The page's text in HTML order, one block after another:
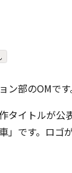
部のOMです
イトルが公
です。ロゴ